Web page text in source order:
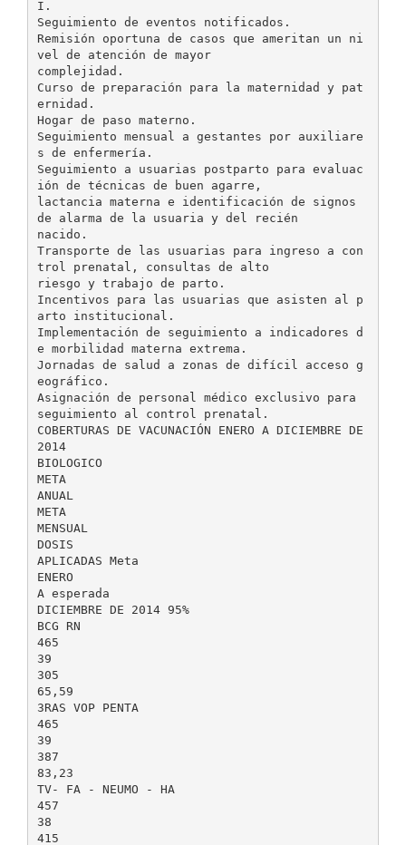
I.
Seguimiento de eventos notificados.
Remisión oportuna de casos que ameritan un ni
vel de atención de mayor
complejidad.
Curso de preparación para la maternidad y pat
ernidad.
Hogar de paso materno.
Seguimiento mensual a gestantes por auxiliare
s de enfermería.
Seguimiento a usuarias postparto para evaluac
ión de técnicas de buen agarre,
lactancia materna e identificación de signos
de alarma de la usuaria y del recién
nacido.
Transporte de las usuarias para ingreso a con
trol prenatal, consultas de alto
riesgo y trabajo de parto.
Incentivos para las usuarias que asisten al p
arto institucional.
Implementación de seguimiento a indicadores d
e morbilidad materna extrema.
Jornadas de salud a zonas de difícil acceso g
eográfico.
Asignación de personal médico exclusivo para
seguimiento al control prenatal.
COBERTURAS DE VACUNACIÓN ENERO A DICIEMBRE DE
2014
BIOLOGICO
META
ANUAL
META
MENSUAL
DOSIS
APLICADAS Meta
ENERO
A esperada
DICIEMBRE DE 2014 95%
BCG RN
465
39
305
65,59
3RAS VOP PENTA
465
39
387
83,23
TV- FA - NEUMO - HA
457
38
415